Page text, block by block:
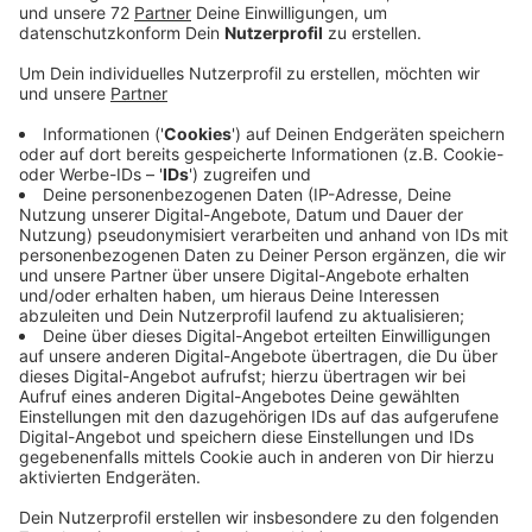
Anzeige
Durch die auffällige Farbe sind sie sofort zu erkennen.
Sie stehen in beiden Orten im Vorraum der Volksbank-
Filialen, also bei den Geldautomaten. Im Prinzip
funktionieren sie wie ein Briefkasten. Sie werfen das
Rezept ein und bekommen das Medikament dann von
der Bären-Apotheke nach Hause geliefert. Sie ist die
einzige Apotheke in der Gemeinde. Ein Ladenlokal hat
sie nur in Nordkirchen selbst. Um auch die anderen
Ortsteile noch besser versorgen zu können, hat sie das
Projekt mit der Gemeinde und der Volksbank ins Leben
gerufen. Der Service ist kostenlos und funktioniert
auch mit rezeptfreien Medikamenten. Einen ähnlichen
Service gibt es in Rorup mit einer offiziellen
Rezeptsammelstelle. Das ist ebenfalls eine Art
Briefkasten, den die beteiligten Apotheken ein bis